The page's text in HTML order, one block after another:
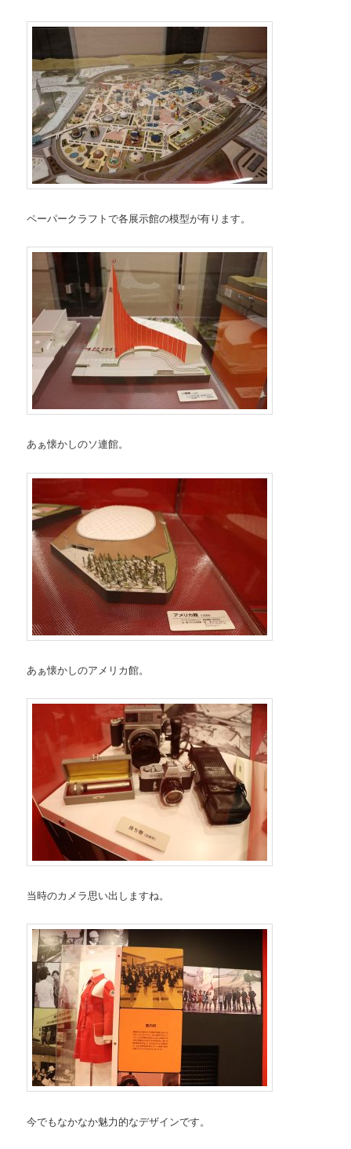
ペーパークラフトで各展示館の模型が有ります。
あぁ懐かしのソ連館。
あぁ懐かしのアメリカ館。
当時のカメラ思い出しますね。
今でもなかなか魅力的なデザインです。